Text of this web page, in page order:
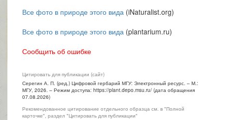
Все фото в природе этого вида (iNaturalist.org)
Все фото в природе этого вида (plantarium.ru)
Сообщить об ошибке
Цитировать для публикации (сайт)
Серегин А. П. (ред.) Цифровой гербарий МГУ: Электронный ресурс. – М.:
МГУ, 2026. – Режим доступа: https://plant.depo.msu.ru/ (дата обращения
07.08.2026)
Рекомендованное цитирование отдельного образца см. в "Полной
карточке", раздел "Цитировать для публикации"